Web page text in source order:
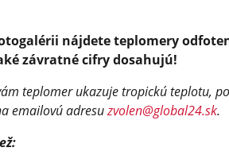
nájdete teplomery
závratné cifry dosahujú!
teplomer ukazuje tropickú teplotu,
emailovú adresuzvolen@global24.sk.